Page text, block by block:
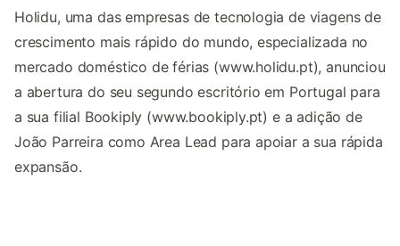
Holidu, uma das empresas de tecnologia de viagens de
crescimento mais rápido do mundo, especializada no
mercado doméstico de férias (www.holidu.pt), anunciou
a abertura do seu segundo escritório em Portugal para
a sua filial Bookiply (www.bookiply.pt) e a adição de
João Parreira como Area Lead para apoiar a sua rápida
expansão.